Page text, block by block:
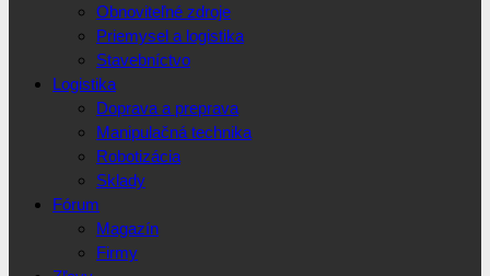
Obnoviteľné zdroje
Priemysel a logistika
Stavebníctvo
Logistika
Doprava a preprava
Manipulačná technika
Robotizácia
Sklady
Fórum
Magazín
Firmy